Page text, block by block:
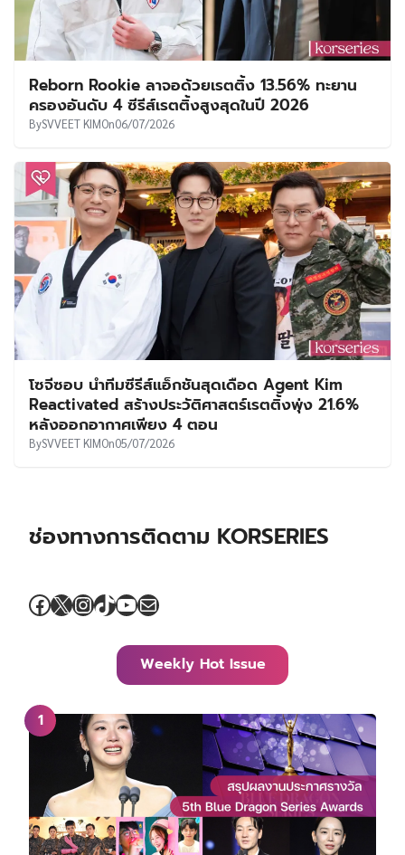
Reborn Rookie ลาจอด้วยเรตติ้ง 13.56% ทะยาน
ครองอันดับ 4 ซีรีส์เรตติ้งสูงสุดในปี 2026
BySVVEET KIMOn06/07/2026
โซจีซอบ นำทีมซีรีส์แอ็กชันสุดเดือด Agent Kim
Reactivated สร้างประวัติศาสตร์เรตติ้งพุ่ง 21.6%
หลังออกอากาศเพียง 4 ตอน
BySVVEET KIMOn05/07/2026
ช่องทางการติดตาม KORSERIES
Facebook
X Instagram
TikTok
YouTube
Mail
Weekly Hot Issue